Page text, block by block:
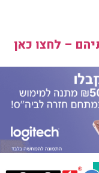
– לחצו כאן